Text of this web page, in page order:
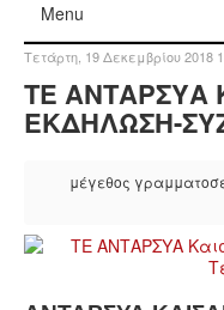
Menu
Τετάρτη, 19 Δεκεμβρίου 2018
ΤΕ ΑΝΤΑΡΣΥΑ
ΕΚΔΗΛΩΣΗ-
μέγεθος